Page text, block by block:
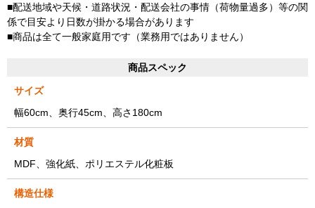
■配送地域や天候・道路状況・配送会社の事情（荷物量過多）等の関
係で目安より日数が掛かる場合があります
■商品は全て一般家庭用です（業務用ではありません）
商品スペック
サイズ
幅60cm、奥行45cm、高さ180cm
材質
MDF、強化紙、ポリエステル化粧板
構造仕様